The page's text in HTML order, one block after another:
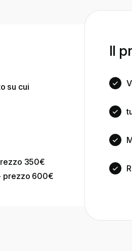
su cui
350€
prezzo 600€
Il